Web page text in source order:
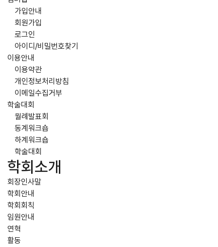
가입안내
회원가입
로그인
아이디/비밀번호찾기
이용안내
이용약관
개인정보처리방침
이메일수집거부
학술대회
월례발표회
동계워크숍
하계워크숍
학술대회
학회소개
회장인사말
학회안내
학회회칙
임원안내
연혁
활동